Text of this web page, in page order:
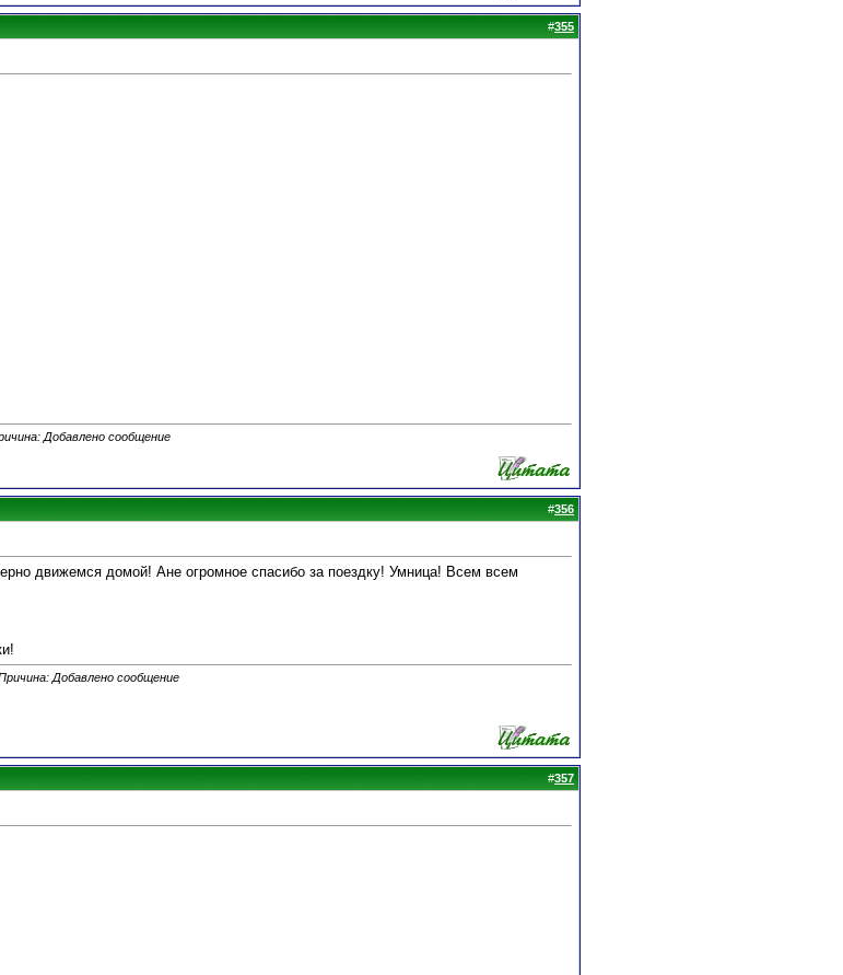
#355
Добавлено сообщение
#356
движемся домой! Ане огромное спасибо за поездку! Умница! Всем всем
Причина: Добавлено сообщение
#357